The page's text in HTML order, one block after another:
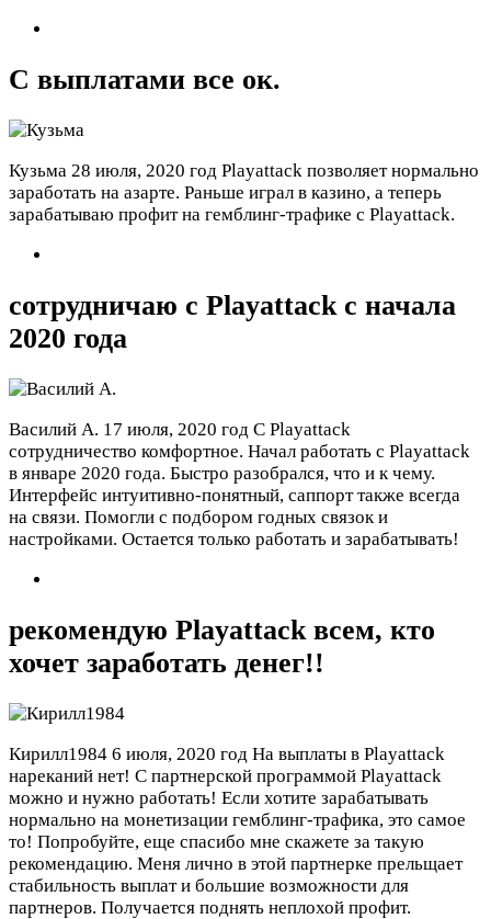
С выплатами все ок.
Кузьма 28 июля, 2020 год Playattack позволяет нормально
заработать на азарте. Раньше играл в казино, а теперь
зарабатываю профит на гемблинг-трафике с Playattack.
сотрудничаю с Playattack с начала
2020 года
Василий А. 17 июля, 2020 год С Playattack
сотрудничество комфортное. Начал работать с Playattack
в январе 2020 года. Быстро разобрался, что и к чему.
Интерфейс интуитивно-понятный, саппорт также всегда
на связи. Помогли с подбором годных связок и
настройками. Остается только работать и зарабатывать!
рекомендую Playattack всем, кто
хочет заработать денег!!
Кирилл1984 6 июля, 2020 год На выплаты в Playattack
нареканий нет! С партнерской программой Playattack
можно и нужно работать! Если хотите зарабатывать
нормально на монетизации гемблинг-трафика, это самое
то! Попробуйте, еще спасибо мне скажете за такую
рекомендацию. Меня лично в этой партнерке прельщает
стабильность выплат и большие возможности для
партнеров. Получается поднять неплохой профит.